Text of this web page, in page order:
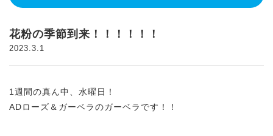
花粉の季節到来！！！！！！
2023.3.1
1週間の真ん中、水曜日！
ADローズ＆ガーベラのガーベラです！！